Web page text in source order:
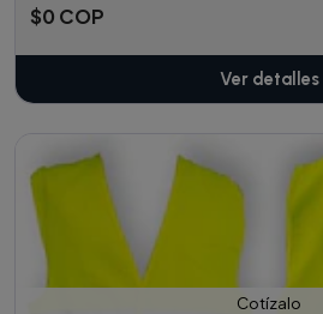
$0 COP
Ver detalles
Cotízalo